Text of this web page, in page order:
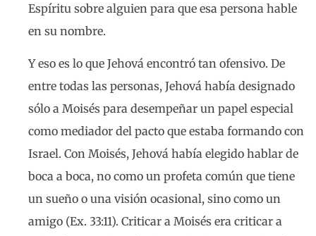
Espíritu sobre alguien para que esa persona hable
en su nombre.
Y eso es lo que Jehová encontró tan ofensivo. De
entre todas las personas, Jehová había designado
sólo a Moisés para desempeñar un papel especial
como mediador del pacto que estaba formando con
Israel. Con Moisés, Jehová había elegido hablar de
boca a boca, no como un profeta común que tiene
un sueño o una visión ocasional, sino como un
amigo (Ex. 33:11). Criticar a Moisés era criticar a